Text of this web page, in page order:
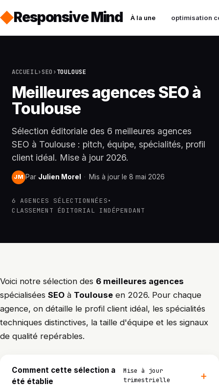
Responsive Mind À la une optimisation
ACCUEIL›SEO ›TOULOUSE
Meilleures agences SEO à
Toulouse
Sélection éditoriale des 6 meilleures agences
SEO à Toulouse : pitch, équipe, spécialités, profil
client idéal. Mise à jour 2026.
JM Par Julien Morel · Mis à jour le 8 mai 2026
6 AGENCES SÉLECTIONNÉES•
CLASSEMENT ÉDITORIAL INDÉPENDANT
Voici notre sélection des 6 meilleures agences
spécialisées SEO à Toulouse en 2026. Pour chaque
agence, on détaille le profil client idéal, les spécialités
techniques distinctives, la taille d'équipe et les signaux
de qualité repérables.
Comment cette sélection a
été établie
Mise à jour
trimestrielle